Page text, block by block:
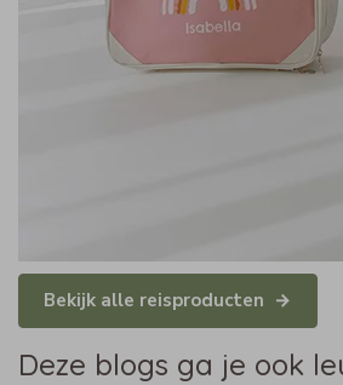
Bekijk alle reisproducten
Deze blogs ga je ook